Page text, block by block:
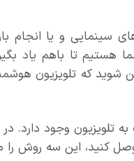
سینمایی و یا انجام
هستیم تا باهم یاد
که تلویزیون
وجود دارد. در
کنید، این سه روش را